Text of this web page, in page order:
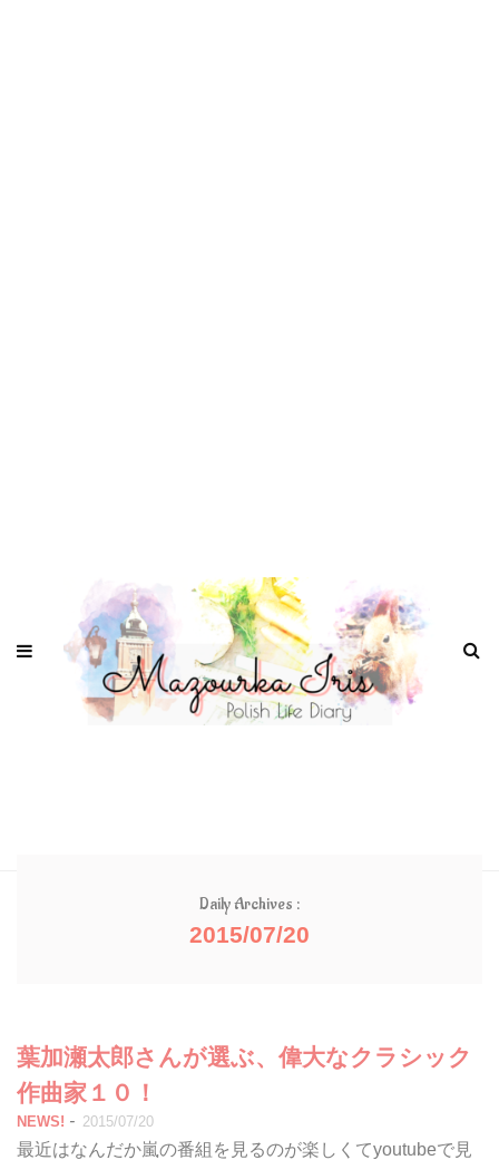
Daily Archives :
2015/07/20
葉加瀬太郎さんが選ぶ、偉大なクラシック
作曲家１０！
NEWS! - 2015/07/20
最近はなんだか嵐の番組を見るのが楽しくてyoutubeで見